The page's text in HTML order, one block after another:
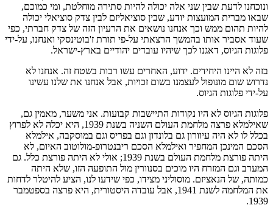
ונוכחנו לדעת שבין שני אלה יכולה להיות סתירה מוחלטת, ומי כמוכם,
שבאו מברית המועצות יודע, שבין סוציאליזם לבין צדק סוציאלי יכולה
להיות תהום ממש וכך אנחנו נושאים את הרעיון הזה של צדק חברתי, כפי
שעוד אסביר אותו בהמשך הרצאתי על-פי תורת ז'בוטינסקי ואנחנו, על-ידי
פלוגות הגיוס, דאגנו לכך שיהיו עובדים יהודיים בארץ-ישראל.
בזה לא היינו היחידים. ידוע, האחרים עשו רבות בשטח זה. אנחנו לא
נדרוש שום מונופול לעצמנו בשום זכויות, אבל אנחנו את שלנו עשינו
על-ידי פלוגות הגיוס.
פלוגות הגיוס לא היו נקודות התיישבות קבועות. אני משער, מאמין גם,
שאילמלא פרצה מלחמת העולם השניה בשנת 1939, היא יכלה לא לפרוץ
בכלל לו לא היה עיוורון גם בלונדון וגם בפריס וגם במוסקבה, אילמלא
הסכם המינכן המחפיר ואילמלא הסכם ריבנטרופ-מולוטוב האיום, לא
היתה פורצת מלחמת העולם בשנת 1939; אולי לא היתה פורצת כלל. גם
המערב וגם המזרח היו מוכים בסנוורין מול התופעה הזו, שלא היתה
כמותה, של הנאציזם. מוסוליני מצידו, כפי שידעו לנו, הציע להיטלר לדחות
את המלחמה לשנת 1941, אבל עובדה היסטורית, היא פרצה בספטמבר
1939.